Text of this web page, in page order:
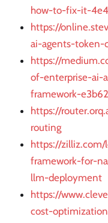
how-to-fix-it-
https://
ai-agents-token-
https://
of-enterprise-ai-
framework-
https://
routing
https://
framework-for-
llm-deployment
https://
cost-